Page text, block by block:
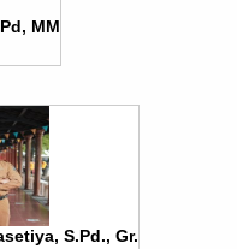
MM
S.Pd., Gr.